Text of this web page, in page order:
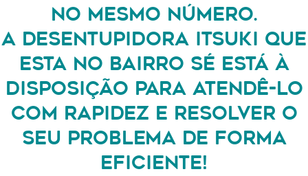
NO MESMO NÚMERO.
A DESENTUPIDORA ITSUKI QUE
ESTA NO BAIRRO SÉ ESTÁ À
DISPOSIÇÃO PARA ATENDÊ-LO
COM RAPIDEZ E RESOLVER O
SEU PROBLEMA DE FORMA
EFICIENTE!